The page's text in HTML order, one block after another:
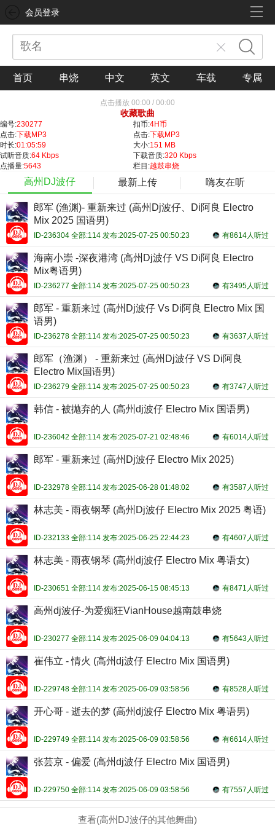
会员登录
首页 串烧 中文 英文 车载 专属
点击播放 00:00 / 00:00
收藏歌曲
编号:230277 扣币:4H币
点击:下载MP3 点击:下载MP3
时长:01:05:59 大小:151 MB
试听音质:64 Kbps 下载音质:320 Kbps
点播量:5643 栏目:越鼓串烧
高州DJ波仔 最新上传 嗨友在听
郎军 (渔渊)- 重新来过 (高州Dj波仔、Di阿良 Electro
Mix 2025 国语男)
有8614人听过
ID-236304 全部:114 发布:2025-07-25 00:50:23
海南小崇 -深夜港湾 (高州Dj波仔 VS Di阿良 Electro
Mix粤语男)
有3495人听过
ID-236277 全部:114 发布:2025-07-25 00:50:23
郎军 - 重新来过 (高州Dj波仔 Vs Di阿良 Electro Mix 国
语男)
有3637人听过
ID-236278 全部:114 发布:2025-07-25 00:50:23
郎军（渔渊） - 重新来过 (高州Dj波仔 VS Di阿良
Electro Mix国语男)
有3747人听过
ID-236279 全部:114 发布:2025-07-25 00:50:23
韩信 - 被抛弃的人 (高州dj波仔 Electro Mix 国语男)
有6014人听过
ID-236042 全部:114 发布:2025-07-21 02:48:46
郎军 - 重新来过 (高州Dj波仔 Electro Mix 2025)
有3587人听过
ID-232978 全部:114 发布:2025-06-28 01:48:02
林志美 - 雨夜钢琴 (高州Dj波仔 Electro Mix 2025 粤语)
有4607人听过
ID-232133 全部:114 发布:2025-06-25 22:44:23
林志美 - 雨夜钢琴 (高州dj波仔 Electro Mix 粤语女)
有8471人听过
ID-230651 全部:114 发布:2025-06-15 08:45:13
高州dj波仔-为爱痴狂VianHouse越南鼓串烧
有5643人听过
ID-230277 全部:114 发布:2025-06-09 04:04:13
崔伟立 - 情火 (高州dj波仔 Electro Mix 国语男)
有8528人听过
ID-229748 全部:114 发布:2025-06-09 03:58:56
开心哥 - 逝去的梦 (高州dj波仔 Electro Mix 粤语男)
有6614人听过
ID-229749 全部:114 发布:2025-06-09 03:58:56
张芸京 - 偏爱 (高州dj波仔 Electro Mix 国语男)
有7557人听过
ID-229750 全部:114 发布:2025-06-09 03:58:56
查看(高州DJ波仔的其他舞曲)